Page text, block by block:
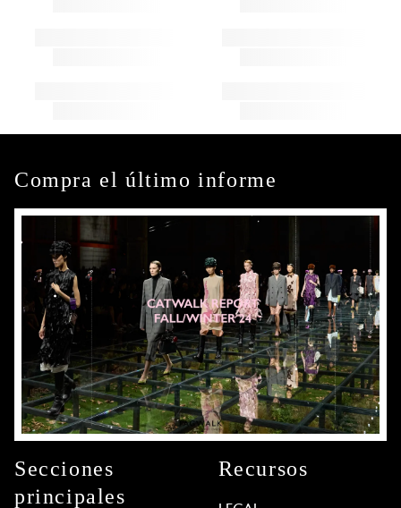
Compra el último informe
Secciones
principales
Recursos